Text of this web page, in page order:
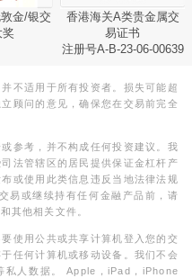
金/银交
香港海关A类贵金属交
易证书
注册号A-B-23-06-00639
不适用于所有投资者。损失可能超
顾问的意见，确保您在交易前完全
参考，并不构成任何投资建议。我
法管辖区的居民提供保证金杠杆产
或使用此类信息违反当地法律法规
易或继续持有任何金融产品前，请
其他相关文件。
使用公共或共享计算机登入您的交
任何计算机或移动设备。我们不会
私人数据。 Apple，iPad，iPhone